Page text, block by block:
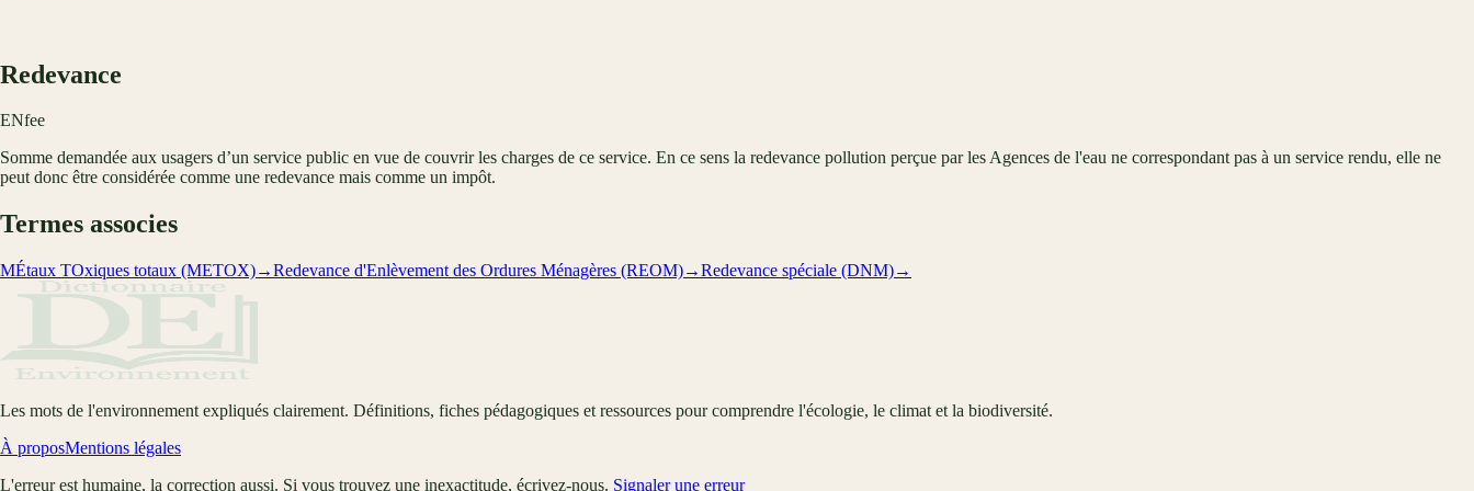
Redevance
ENfee
Somme demandée aux usagers d’un service public en vue de couvrir les charges de ce service. En ce sens la redevance pollution perçue par les Agences de l'eau ne correspondant pas à un service rendu, elle ne
peut donc être considérée comme une redevance mais comme un impôt.
Termes associes
MÉtaux TOxiques totaux (METOX)→Redevance d'Enlèvement des Ordures Ménagères (REOM)→Redevance spéciale (DNM)→
Les mots de l'environnement expliqués clairement. Définitions, fiches pédagogiques et ressources pour comprendre l'écologie, le climat et la biodiversité.
À proposMentions légales
L'erreur est humaine, la correction aussi. Si vous trouvez une inexactitude, écrivez-nous. Signaler une erreur